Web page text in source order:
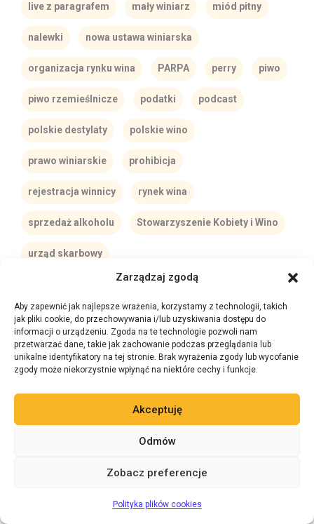
Zarządzaj zgodą
Aby zapewnić jak najlepsze wrażenia, korzystamy z technologii, takich
jak pliki cookie, do przechowywania i/lub uzyskiwania dostępu do
informacji o urządzeniu. Zgoda na te technologie pozwoli nam
przetwarzać dane, takie jak zachowanie podczas przeglądania lub
unikalne identyfikatory na tej stronie. Brak wyrażenia zgody lub wycofanie
zgody może niekorzystnie wpłynąć na niektóre cechy i funkcje.
Akceptuję
Odmów
Zobacz preferencje
Polityka plików cookies
live z paragrafem mały winiarz miód pitny
nalewki nowa ustawa winiarska
organizacja rynku wina PARPA perry piwo
piwo rzemieślnicze podatki podcast
polskie destylaty polskie wino
prawo winiarskie prohibicja
rejestracja winnicy rynek wina
sprzedaż alkoholu Stowarzyszenie Kobiety i Wino
urząd skarbowy
ustawa o wychowaniu w trzeźwości
ustawa winiarska VITIS MUSIC SFERA
Warszawa wino wino owocowe wódka
własna winnica zezwolenie
Social Media